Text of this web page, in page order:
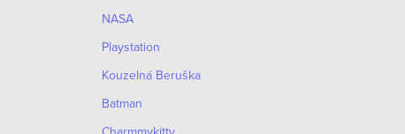
NASA
Playstation
Kouzelná Beruška
Batman